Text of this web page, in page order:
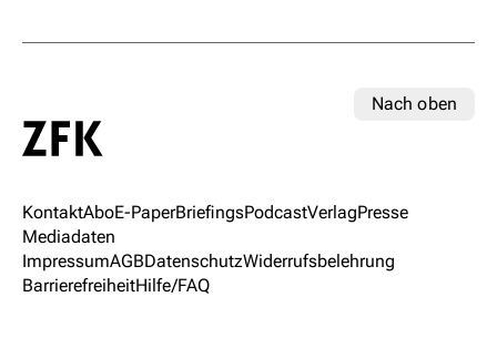
Nach oben
KontaktAboE-PaperBriefingsPodcastVerlagPresse
Mediadaten
ImpressumAGBDatenschutzWiderrufsbelehrung
BarrierefreiheitHilfe/FAQ